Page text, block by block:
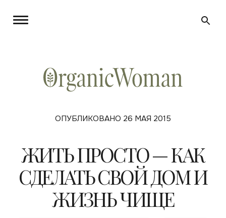
ОПУБЛИКОВАНО 26 МАЯ 2015
ЖИТЬ ПРОСТО — КАК
СДЕЛАТЬ СВОЙ ДОМ И
ЖИЗНЬ ЧИЩЕ